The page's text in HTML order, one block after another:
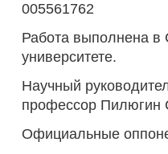
005561762
Работа выполнена в
университете.
Научный
профессор Пилюгин
Официальные